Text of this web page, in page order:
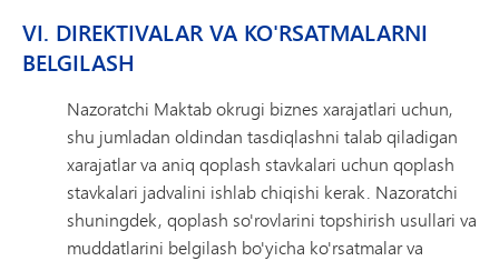
VI. DIREKTIVALAR VA KO'RSATMALARNI
BELGILASH
Nazoratchi Maktab okrugi biznes xarajatlari uchun,
shu jumladan oldindan tasdiqlashni talab qiladigan
xarajatlar va aniq qoplash stavkalari uchun qoplash
stavkalari jadvalini ishlab chiqishi kerak. Nazoratchi
shuningdek, qoplash so'rovlarini topshirish usullari va
muddatlarini belgilash bo'yicha ko'rsatmalar va